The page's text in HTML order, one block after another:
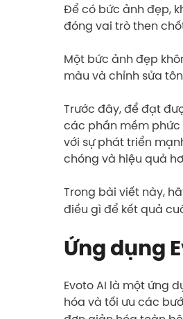
Để có bức ảnh đẹp,
đóng vai trò then
Một bức ảnh đẹp
màu và chỉnh sửa
Trước đây, để đạt
các phần mềm phức
với sự phát triển
chóng và hiệu quả
Trong bài viết này,
điều gì để kết quả
Ứng dụng
Evoto AI là một ứng
hóa và tối ưu các